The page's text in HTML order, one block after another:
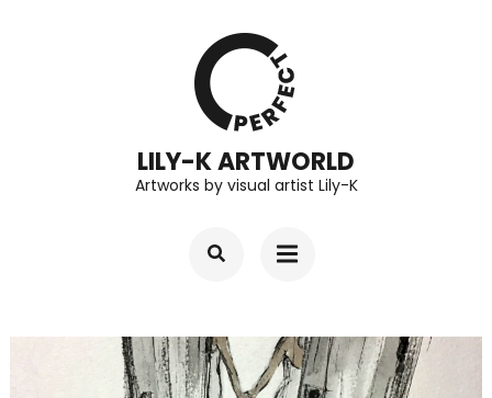
ッ
LILY-K ARTWORLD
Artworks by visual artist Lily-K